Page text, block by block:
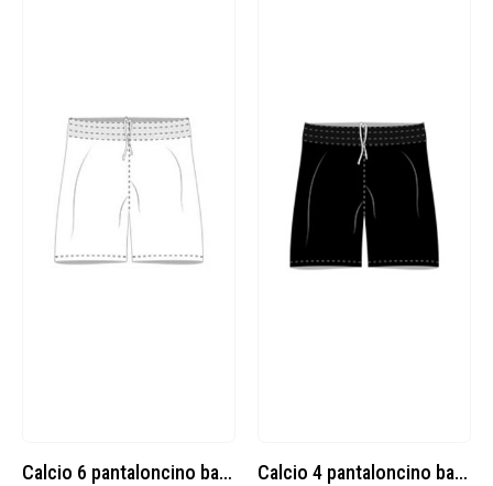
Calcio 6 pantaloncino basic cod. 8377878 Calcio 4 pantaloncino basic cod. 8377878